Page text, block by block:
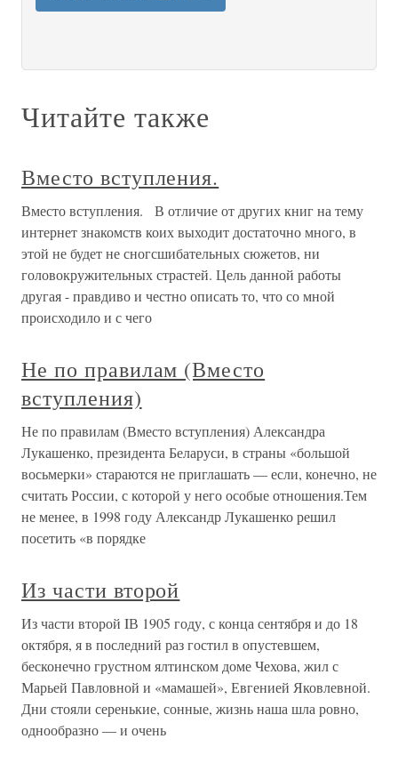
Читайте также
Вместо вступления.
Вместо вступления. В отличие от других книг на тему
интернет знакомств коих выходит достаточно много, в
этой не будет не сногсшибательных сюжетов, ни
головокружительных страстей. Цель данной работы
другая - правдиво и честно описать то, что со мной
происходило и с чего
Не по правилам (Вместо
вступления)
Не по правилам (Вместо вступления) Александра
Лукашенко, президента Беларуси, в страны «большой
восьмерки» стараются не приглашать — если, конечно, не
считать России, с которой у него особые отношения.Тем
не менее, в 1998 году Александр Лукашенко решил
посетить «в порядке
Из части второй
Из части второй IВ 1905 году, с конца сентября и до 18
октября, я в последний раз гостил в опустевшем,
бесконечно грустном ялтинском доме Чехова, жил с
Марьей Павловной и «мамашей», Евгенией Яковлевной.
Дни стояли серенькие, сонные, жизнь наша шла ровно,
однообразно — и очень